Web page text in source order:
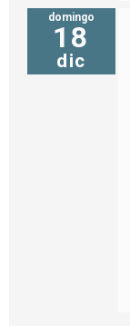
domingo
18
dic